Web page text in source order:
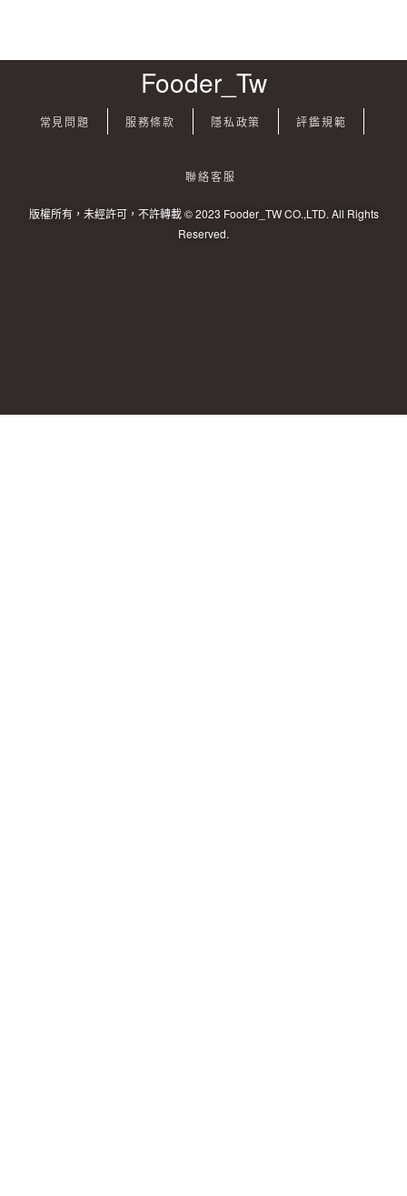
Fooder_Tw
常見問題 服務條款 隱私政策 評鑑規範
聯絡客服
版權所有，未經許可，不許轉載 © 2023 Fooder_TW CO.,LTD. All Rights
Reserved.